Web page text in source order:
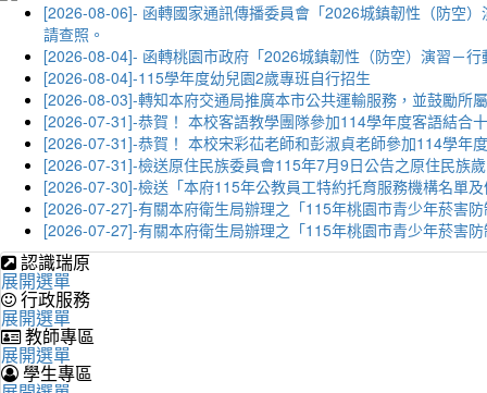
[2026-08-06]- 函轉國家通訊傳播委員會「2026城鎮韌性（防空
請查照。
[2026-08-04]- 函轉桃園市政府「2026城鎮韌性（防空）演習－
[2026-08-04]-115學年度幼兒園2歲專班自行招生
[2026-08-03]-轉知本府交通局推廣本市公共運輸服務，並鼓勵所
[2026-07-31]-恭賀！ 本校客語教學團隊參加114學年度客語結合
[2026-07-31]-恭賀！ 本校宋彩苮老師和彭淑貞老師參加114學年
[2026-07-31]-檢送原住民族委員會115年7月9日公告之原住民族
[2026-07-30]-檢送「本府115年公教員工特約托育服務機構名單
[2026-07-27]-有關本府衛生局辦理之「115年桃園市青少年菸害
[2026-07-27]-有關本府衛生局辦理之「115年桃園市青少年菸害
認識瑞原
展開選單
行政服務
展開選單
教師專區
展開選單
學生專區